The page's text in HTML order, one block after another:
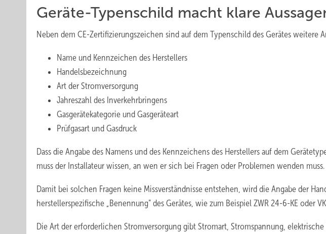
Geräte-Typenschild macht klare
Neben dem CE-Zertifizierungszeichen sind auf dem Typenschild des Gerätes weitere
Name und Kennzeichen des Herstellers
Handelsbezeichnung
Art der Stromversorgung
Jahreszahl des Inverkehrbringens
Gasgerätekategorie und Gasgeräteart
Prüfgasart und Gasdruck
Dass die Angabe des Namens und des Kennzeichens des Herstellers auf dem
muss der Installateur wissen, an wen er sich bei Fragen oder Problemen wenden muss.
Damit bei solchen Fragen keine Missverständnisse entstehen, wird die Angabe der
herstellerspezifische „Benennung“ des Gerätes, wie zum Beispiel ZWR 24-6-KE oder
Die Art der erforderlichen Stromversorgung gibt Stromart, Stromspannung, elektrische